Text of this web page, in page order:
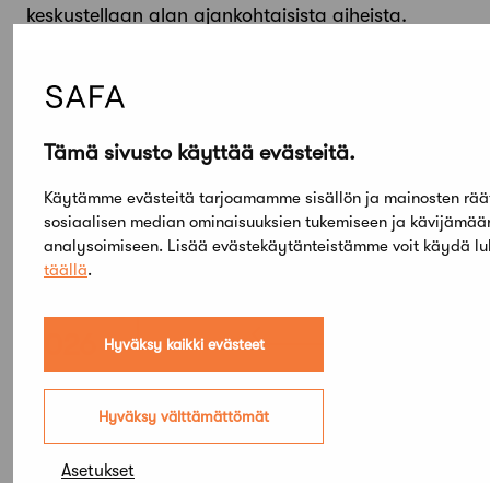
Tämä sivusto käyttää evästeitä.
Käytämme evästeitä tarjoamamme sisällön ja mainosten
sosiaalisen median ominaisuuksien tukemiseen ja
analysoimiseen. Lisää evästekäytänteistämme voit käydä
täällä.
Hyväksy kaikki evästeet
Hyväksy välttämättömät
Asetukset
keskustellaan alan ajankohtaisista aiheista.
Etsi tapahtumista
SU